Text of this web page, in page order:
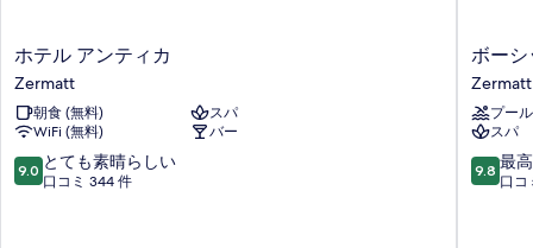
を
表
示
す
る
ホ
テ
ル
ア
ン
テ
ィ
ホテル アンティカ
Zermatt
朝食 (無料)
スパ
WiFi (無料)
バー
10
段
9.0 とても素晴らしい
口コミ 344 件
ボ
ー
シ
ッ
ト
ツ
ェ
ボーシ
Zermatt
プール
スパ
10
段
9.8 最
口コ